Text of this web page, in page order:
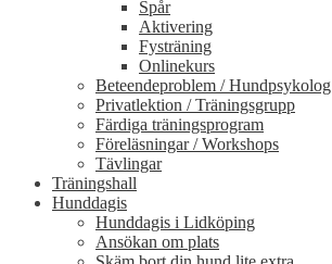
Spår
Aktivering
Fysträning
Onlinekurs
Beteendeproblem / Hundpsykolog
Privatlektion / Träningsgrupp
Färdiga träningsprogram
Föreläsningar / Workshops
Tävlingar
Träningshall
Hunddagis
Hunddagis i Lidköping
Ansökan om plats